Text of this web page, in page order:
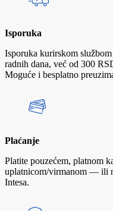
Isporuka
Isporuka kurirskom
radnih dana, već od 300
Moguće i besplatno
Plaćanje
Platite pouzećem, platnom
uplatnicom/virmanom — ili
Intesa.